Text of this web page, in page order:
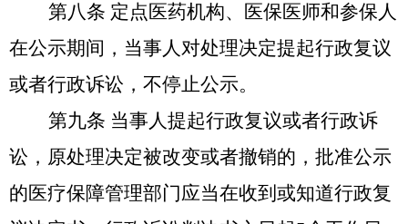
第八条 定点医药机构、医保医师和参保人
在公示期间，当事人对处理决定提起行政复议
或者行政诉讼，不停止公示。
第九条 当事人提起行政复议或者行政诉
讼，原处理决定被改变或者撤销的，批准公示
的医疗保障管理部门应当在收到或知道行政复